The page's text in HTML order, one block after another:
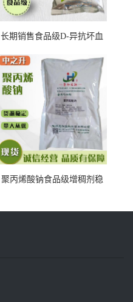
长期销售食品级D-异抗坏血
聚丙烯酸钠食品级增稠剂稳